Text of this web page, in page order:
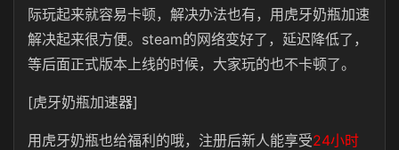
际玩起来就容易卡顿，解决办法也有，用虎牙奶瓶加速
解决起来很方便。steam的网络变好了，延迟降低了，
等后面正式版本上线的时候，大家玩的也不卡顿了。
[虎牙奶瓶加速器]
用虎牙奶瓶也给福利的哦，注册后新人能享受24小时